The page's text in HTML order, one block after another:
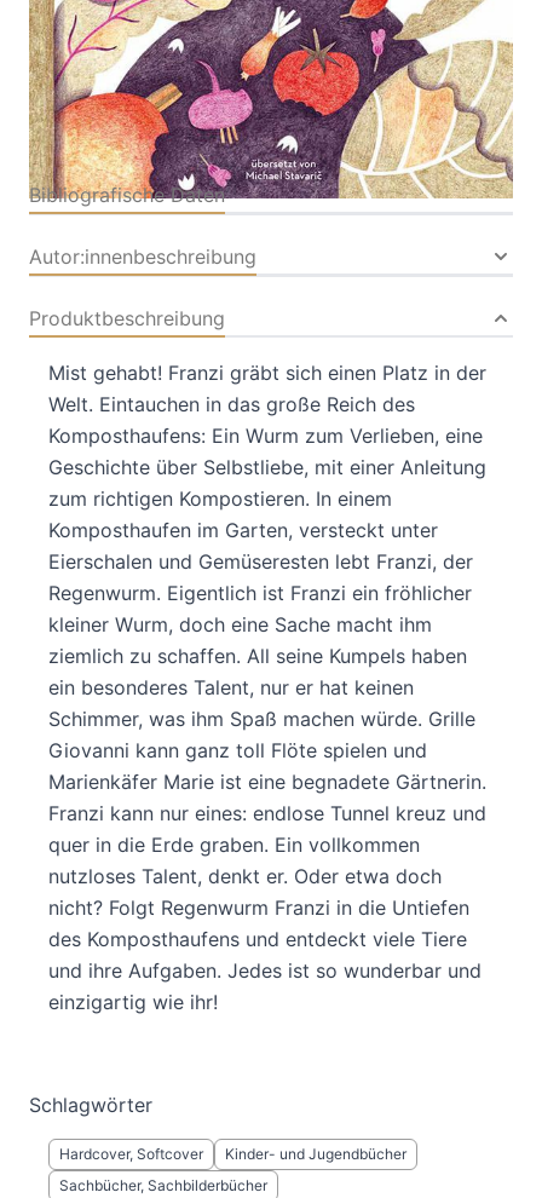
Buch 40 Seiten
Hardcover
ISBN: 978-3-70118272-
5
Bibliografische Daten
Autor:innenbeschreibung
Produktbeschreibung
Mist gehabt! Franzi gräbt sich einen Platz in der
Welt. Eintauchen in das große Reich des
Komposthaufens: Ein Wurm zum Verlieben, eine
Geschichte über Selbstliebe, mit einer Anleitung
zum richtigen Kompostieren. In einem
Komposthaufen im Garten, versteckt unter
Eierschalen und Gemüseresten lebt Franzi, der
Regenwurm. Eigentlich ist Franzi ein fröhlicher
kleiner Wurm, doch eine Sache macht ihm
ziemlich zu schaffen. All seine Kumpels haben
ein besonderes Talent, nur er hat keinen
Schimmer, was ihm Spaß machen würde. Grille
Giovanni kann ganz toll Flöte spielen und
Marienkäfer Marie ist eine begnadete Gärtnerin.
Franzi kann nur eines: endlose Tunnel kreuz und
quer in die Erde graben. Ein vollkommen
nutzloses Talent, denkt er. Oder etwa doch
nicht? Folgt Regenwurm Franzi in die Untiefen
des Komposthaufens und entdeckt viele Tiere
und ihre Aufgaben. Jedes ist so wunderbar und
einzigartig wie ihr!
Schlagwörter
Hardcover, Softcover
Kinder- und Jugendbücher
Sachbücher, Sachbilderbücher